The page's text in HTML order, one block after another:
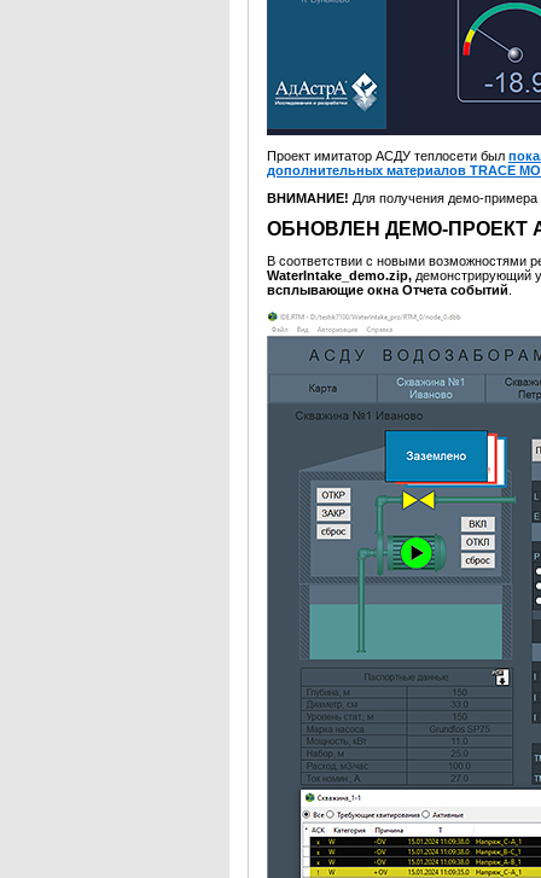
Проект имитатор АСДУ теплосети был
дополнительных материалов TRACE
ВНИМАНИЕ! Для получения демо-примера
ОБНОВЛЕН ДЕМО-ПРОЕКТ
В соответствии с новыми возможностями
WaterIntake_demo.zip, демонстрирующий
всплывающие окна Отчета событий